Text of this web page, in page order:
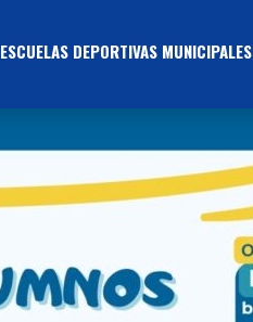
ESCUELAS DEPORTIVAS MUNICIPALES